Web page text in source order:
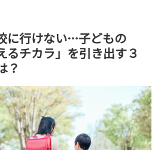
に行けない…子どもの
るチカラ」を引き出す３
？